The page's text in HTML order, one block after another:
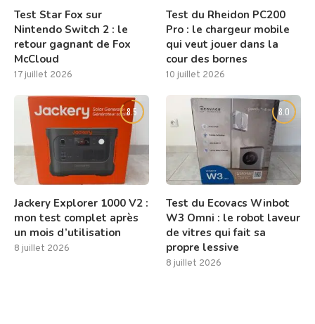
Test Star Fox sur
Nintendo Switch 2 : le
retour gagnant de Fox
McCloud
17 juillet 2026
Test du Rheidon PC200
Pro : le chargeur mobile
qui veut jouer dans la
cour des bornes
10 juillet 2026
8.5
Jackery Explorer 1000 V2 :
mon test complet après
un mois d’utilisation
8 juillet 2026
8.0
Test du Ecovacs Winbot
W3 Omni : le robot laveur
de vitres qui fait sa
propre lessive
8 juillet 2026